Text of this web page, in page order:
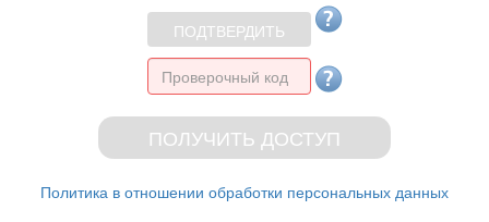
Политика в отношении обработки персональных данных